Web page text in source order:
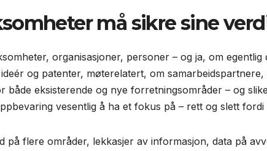
må sikre sine
organisasjoner, personer – og ja, om
og patenter, møterelatert, om
eksisterende og nye forretningsområder – og
vesentlig å ha et fokus på – rett og slett fordi
flere områder, lekkasjer av informasjon, data på